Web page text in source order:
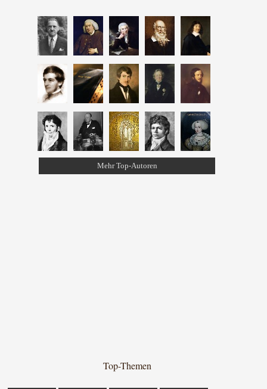
Mehr Top-Autoren
Top-Themen